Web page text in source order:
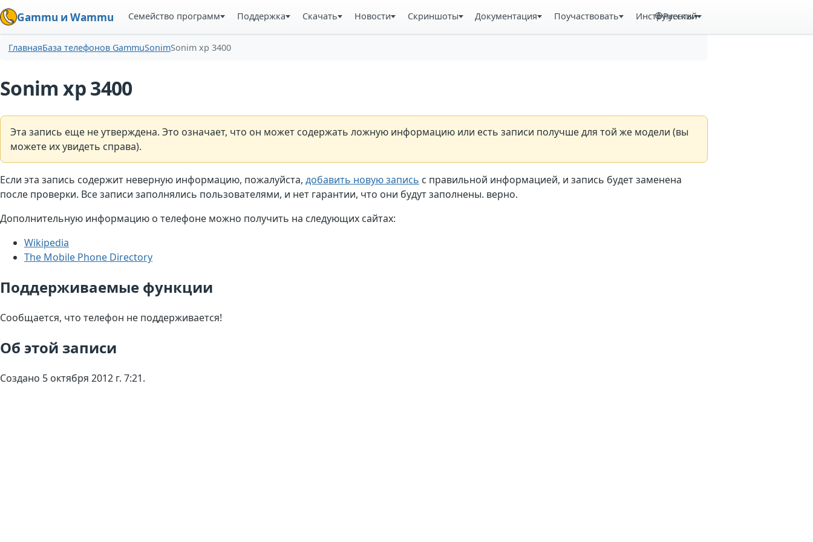
Gammu и Wammu Семейство программ Поддержка Скачать Новости Скриншоты Документация Поучаствовать Инструменты
Русский
ГлавнаяБаза телефонов GammuSonimSonim xp 3400
Sonim xp 3400
Эта запись еще не утверждена. Это означает, что он может содержать ложную информацию или есть записи получше для той же модели (вы
можете их увидеть справа).
Если эта запись содержит неверную информацию, пожалуйста, добавить новую запись с правильной информацией, и запись будет заменена
после проверки. Все записи заполнялись пользователями, и нет гарантии, что они будут заполнены. верно.
Дополнительную информацию о телефоне можно получить на следующих сайтах:
Wikipedia
The Mobile Phone Directory
Поддерживаемые функции
Сообщается, что телефон не поддерживается!
Об этой записи
Создано 5 октября 2012 г. 7:21.